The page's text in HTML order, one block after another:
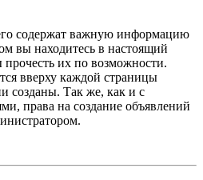
содержат важную информацию
вы находитесь в настоящий
их по возможности.
вверху каждой страницы
созданы. Так же, как и с
права на создание объявлений